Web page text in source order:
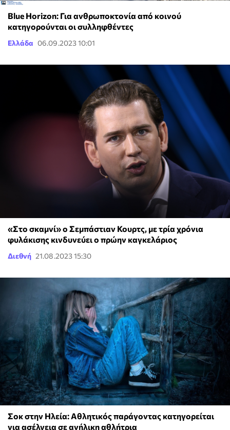
Blue Horizon: Για ανθρωποκτονία από κοινού
κατηγορούνται οι συλληφθέντες
Ελλάδα 06.09.2023 10:01
«Στο σκαμνί» ο Σεμπάστιαν Κουρτς, με τρία χρόνια
φυλάκισης κινδυνεύει ο πρώην καγκελάριος
Διεθνή 21.08.2023 15:30
Σοκ στην Ηλεία: Αθλητικός παράγοντας κατηγορείται
για ασέλγεια σε ανήλικη αθλήτρια